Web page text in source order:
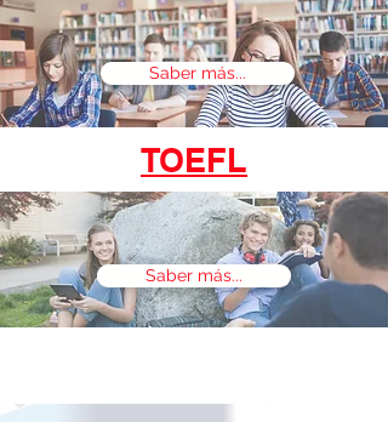
Saber más...
Saber más...
TOEFL